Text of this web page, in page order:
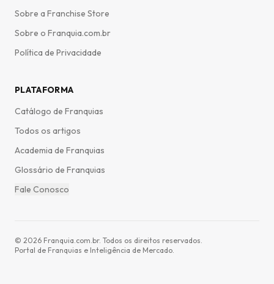
Sobre a Franchise Store
Sobre o Franquia.com.br
Política de Privacidade
PLATAFORMA
Catálogo de Franquias
Todos os artigos
Academia de Franquias
Glossário de Franquias
Fale Conosco
© 2026 Franquia.com.br. Todos os direitos reservados.
Portal de Franquias e Inteligência de Mercado.